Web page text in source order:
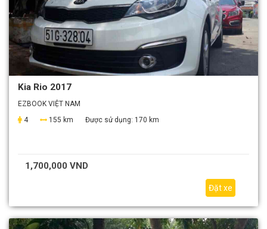
Kia Rio 2017
EZBOOK VIỆT NAM
4
155 km Được sử dụng: 170 km
1,700,000 VND
Đặt xe